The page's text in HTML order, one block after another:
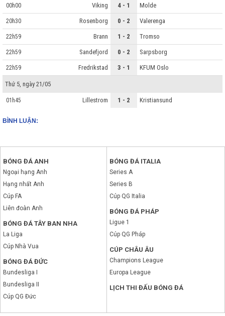
00h00 Viking 4 - 1 Molde
20h30 Rosenborg 0 - 2 Valerenga
22h59 Brann 1 - 2 Tromso
22h59 Sandefjord 0 - 2 Sarpsborg
22h59 Fredrikstad 3 - 1 KFUM Oslo
Thứ 5, ngày 21/05
01h45 Lillestrom 1 - 2 Kristiansund
BÌNH LUẬN:
BÓNG ĐÁ ANH
Ngoại hạng Anh
Hạng nhất Anh
Cúp FA
Liên đoàn Anh
BÓNG ĐÁ TÂY BAN NHA
La Liga
Cúp Nhà Vua
BÓNG ĐÁ ĐỨC
Bundesliga I
Bundesliga II
Cúp QG Đức
BÓNG ĐÁ ITALIA
Series A
Series B
Cúp QG Italia
BÓNG ĐÁ PHÁP
Ligue 1
Cúp QG Pháp
CÚP CHÂU ÂU
Champions League
Europa League
LỊCH THI ĐẤU BÓNG ĐÁ